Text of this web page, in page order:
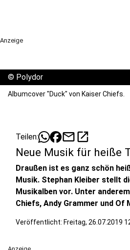
Anzeige
© Polydor
Albumcover "Duck" von Kaiser Chiefs.
Teilen: mailopen_in_new
Neue Musik für heiße
Draußen ist es ganz schön
Musik. Stephan Kleiber stellt
Musikalben vor. Unter
Chiefs, Andy Grammer und Of
Veröffentlicht: Freitag, 26.07.2019